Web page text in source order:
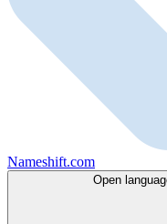
Nameshift.com
Open